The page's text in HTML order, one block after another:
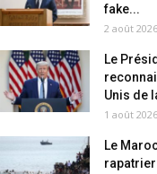
fake...
2 août
Le
Unis de
1 août
Le